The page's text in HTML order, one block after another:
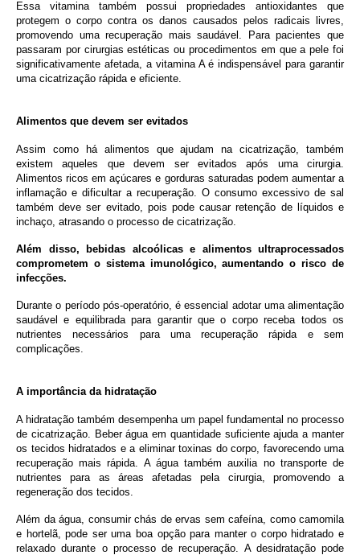
Essa vitamina também possui propriedades antioxidantes que
protegem o corpo contra os danos causados pelos radicais livres,
promovendo uma recuperação mais saudável. Para pacientes que
passaram por cirurgias estéticas ou procedimentos em que a pele foi
significativamente afetada, a vitamina A é indispensável para garantir
uma cicatrização rápida e eficiente.
Alimentos que devem ser evitados
Assim como há alimentos que ajudam na cicatrização, também
existem aqueles que devem ser evitados após uma cirurgia.
Alimentos ricos em açúcares e gorduras saturadas podem aumentar a
inflamação e dificultar a recuperação. O consumo excessivo de sal
também deve ser evitado, pois pode causar retenção de líquidos e
inchaço, atrasando o processo de cicatrização.
Além disso, bebidas alcoólicas e alimentos ultraprocessados
comprometem o sistema imunológico, aumentando o risco de
infecções.
Durante o período pós-operatório, é essencial adotar uma alimentação
saudável e equilibrada para garantir que o corpo receba todos os
nutrientes necessários para uma recuperação rápida e sem
complicações.
A importância da hidratação
A hidratação também desempenha um papel fundamental no processo
de cicatrização. Beber água em quantidade suficiente ajuda a manter
os tecidos hidratados e a eliminar toxinas do corpo, favorecendo uma
recuperação mais rápida. A água também auxilia no transporte de
nutrientes para as áreas afetadas pela cirurgia, promovendo a
regeneração dos tecidos.
Além da água, consumir chás de ervas sem cafeína, como camomila
e hortelã, pode ser uma boa opção para manter o corpo hidratado e
relaxado durante o processo de recuperação. A desidratação pode